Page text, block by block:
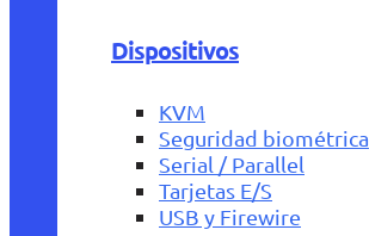
Dispositivos
KVM
Seguridad biométrica
Serial / Parallel
Tarjetas E/S
USB y Firewire